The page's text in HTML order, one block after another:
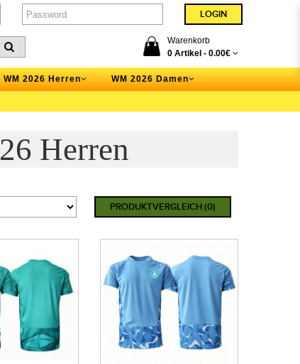
Warenkorb
0 Artikel - 0.00€
WM 2026 Herren WM 2026 Damen
Herren
PRODUKTVERGLEICH (0)